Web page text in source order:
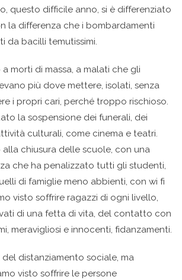
questo difficile anno, si è differenziato
la differenza che i bombardamenti
da bacilli temutissimi.
morti di massa, a malati che gli
più dove mettere, isolati, senza
i propri cari, perché troppo rischioso.
la sospensione dei funerali, dei
culturali, come cinema e teatri.
chiusura delle scuole, con una
che ha penalizzato tutti gli studenti,
di famiglie meno abbienti, con wi fi
visto soffrire ragazzi di ogni livello,
di una fetta di vita, del contatto con
meravigliosi e innocenti, fidanzamenti.
distanziamento sociale, ma
visto soffrire le persone